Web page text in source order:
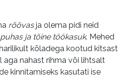
rõõvasja olema pidi neid
ja tõine töökasuk. Mehed
kõladega kootud kitsast
nahast rihma või lihtsalt
kinnitamiseks kasutati ise